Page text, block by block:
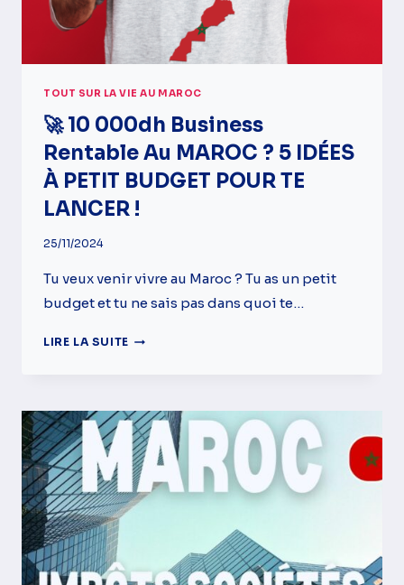
TOUT SUR LA VIE AU MAROC
🚀 10 000dh Business
Rentable Au MAROC ? 5 IDÉES
À PETIT BUDGET POUR TE
LANCER !
25/11/2024
Tu veux venir vivre au Maroc ? Tu as un petit
budget et tu ne sais pas dans quoi te…
LIRE LA SUITE
RENTABLE
AU
MAROC
?
5
IDÉES
BUDGET